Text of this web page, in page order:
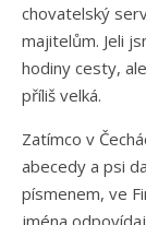
chovatelský
majitelům. Jeli
hodiny cesty,
příliš velká.
Zatímco v
abecedy a psi
písmenem, ve
jména